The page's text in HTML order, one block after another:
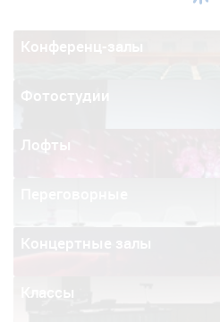
Конференц-залы
Фотостудии
Лофты
Классы